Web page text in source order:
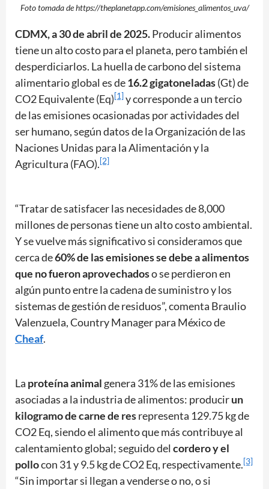
Foto tomada de https://theplanetapp.com/emisiones_alimentos_uva/
CDMX, a 30 de abril de 2025.Producir alimentos
tiene un alto costo para el planeta, pero también el
desperdiciarlos. La huella de carbono del sistema
alimentario global es de16.2 gigatoneladas(Gt) de
CO2 Equivalente (Eq)[1] y corresponde a un tercio
de las emisiones ocasionadas por actividades del
ser humano, según datos de la Organización de las
Naciones Unidas para la Alimentación y la
Agricultura (FAO).[2]
“Tratar de satisfacer las necesidades de 8,000
millones de personas tiene un alto costo ambiental.
Y se vuelve más significativo si consideramos que
cerca de60% de las emisiones se debe a alimentos
que no fueron aprovechadoso se perdieron en
algún punto entre la cadena de suministro y los
sistemas de gestión de residuos”, comenta Braulio
Valenzuela, Country Manager para México de
Cheaf.
La proteína animal genera 31% de las emisiones
asociadas a la industria de alimentos: producirun
kilogramo de carne de resrepresenta 129.75 kg de
CO2 Eq, siendo el alimento que más contribuye al
calentamiento global; seguido del cordero y el
pollocon 31 y 9.5 kg de CO2 Eq, respectivamente.[3]
“Sin importar si llegan a venderse o no, o si